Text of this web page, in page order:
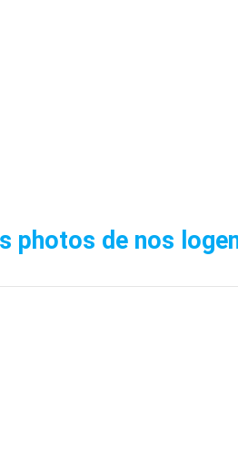
photos de nos